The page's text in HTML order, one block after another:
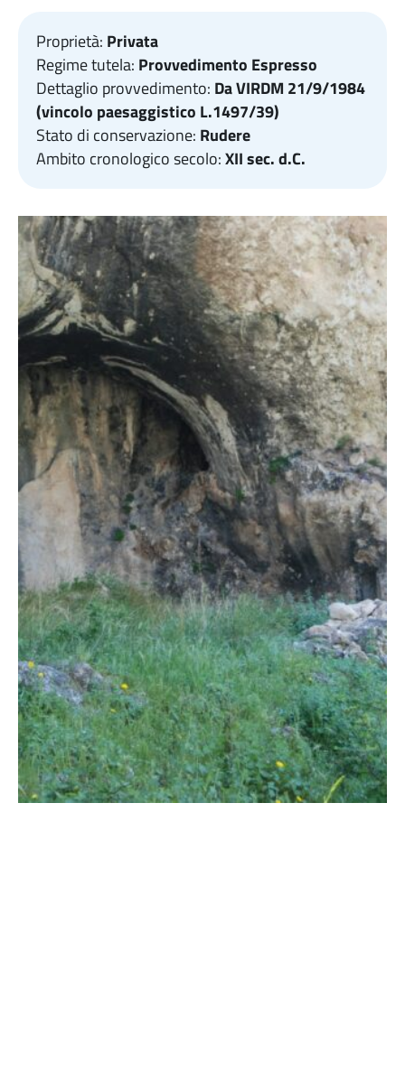
Proprietà: Privata
Regime tutela: Provvedimento Espresso
Dettaglio provvedimento: Da VIRDM 21/9/1984
(vincolo paesaggistico L.1497/39)
Stato di conservazione: Rudere
Ambito cronologico secolo:XII sec. d.C.